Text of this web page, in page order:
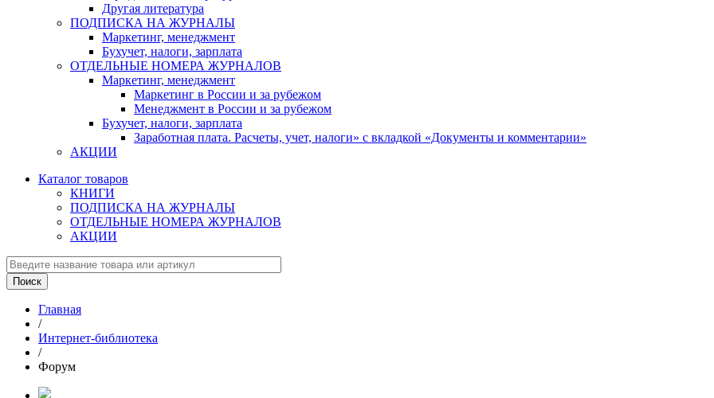
Другая литература
ПОДПИСКА НА ЖУРНАЛЫ
Маркетинг, менеджмент
Бухучет, налоги, зарплата
ОТДЕЛЬНЫЕ НОМЕРА ЖУРНАЛОВ
Маркетинг, менеджмент
Маркетинг в России и за рубежом
Менеджмент в России и за рубежом
Бухучет, налоги, зарплата
Заработная плата. Расчеты, учет, налоги» с вкладкой «Документы и комментарии»
АКЦИИ
Каталог товаров
КНИГИ
ПОДПИСКА НА ЖУРНАЛЫ
ОТДЕЛЬНЫЕ НОМЕРА ЖУРНАЛОВ
АКЦИИ
Главная
/
Интернет-библиотека
/
Форум